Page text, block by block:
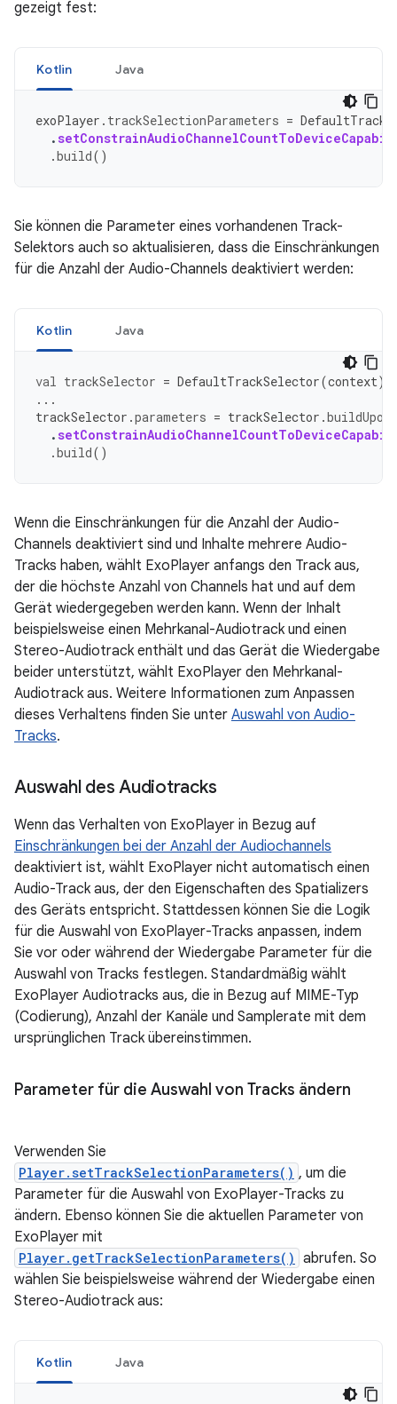
gezeigt fest:
Kotlin Java
exoPlayer . trackSelectionParameters =
.
.build()
Sie können die Parameter eines vorhandenen Track-
Selektors auch so aktualisieren, dass die Einschränkungen
für die Anzahl der Audio-Channels deaktiviert werden:
Kotlin Java
val trackSelector = DefaultTrackSelector(context)
...
trackSelector .parameters = trackSelector .
.
.build()
Wenn die Einschränkungen für die Anzahl der Audio-
Channels deaktiviert sind und Inhalte mehrere Audio-
Tracks haben, wählt ExoPlayer anfangs den Track aus,
der die höchste Anzahl von Channels hat und auf dem
Gerät wiedergegeben werden kann. Wenn der Inhalt
beispielsweise einen Mehrkanal-Audiotrack und einen
Stereo-Audiotrack enthält und das Gerät die Wiedergabe
beider unterstützt, wählt ExoPlayer den Mehrkanal-
Audiotrack aus. Weitere Informationen zum Anpassen
dieses Verhaltens finden Sie unter Auswahl von Audio-
Tracks.
Auswahl des Audiotracks
Wenn das Verhalten von ExoPlayer in Bezug auf
Einschränkungen bei der Anzahl der Audiochannels
deaktiviert ist, wählt ExoPlayer nicht automatisch einen
Audio-Track aus, der den Eigenschaften des Spatializers
des Geräts entspricht. Stattdessen können Sie die Logik
für die Auswahl von ExoPlayer-Tracks anpassen, indem
Sie vor oder während der Wiedergabe Parameter für die
Auswahl von Tracks festlegen. Standardmäßig wählt
ExoPlayer Audiotracks aus, die in Bezug auf MIME-Typ
(Codierung), Anzahl der Kanäle und Samplerate mit dem
ursprünglichen Track übereinstimmen.
Parameter für die Auswahl von Tracks ändern
Verwenden Sie
Player.setTrackSelectionParameters() , um die
Parameter für die Auswahl von ExoPlayer-Tracks zu
ändern. Ebenso können Sie die aktuellen Parameter von
ExoPlayer mit
Player.getTrackSelectionParameters() abrufen. So
wählen Sie beispielsweise während der Wiedergabe einen
Stereo-Audiotrack aus:
Kotlin Java